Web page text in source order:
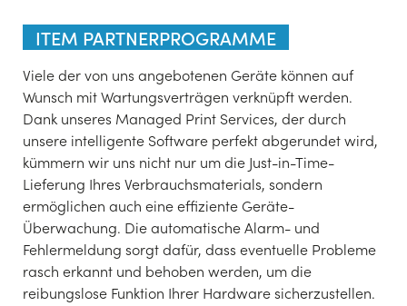
ITEM PARTNERPROGRAMME
Viele der von uns angebotenen Geräte können auf
Wunsch mit Wartungsverträgen verknüpft werden.
Dank unseres Managed Print Services, der durch
unsere intelligente Software perfekt abgerundet wird,
kümmern wir uns nicht nur um die Just-in-Time-
Lieferung Ihres Verbrauchsmaterials, sondern
ermöglichen auch eine effiziente Geräte-
Überwachung. Die automatische Alarm- und
Fehlermeldung sorgt dafür, dass eventuelle Probleme
rasch erkannt und behoben werden, um die
reibungslose Funktion Ihrer Hardware sicherzustellen.